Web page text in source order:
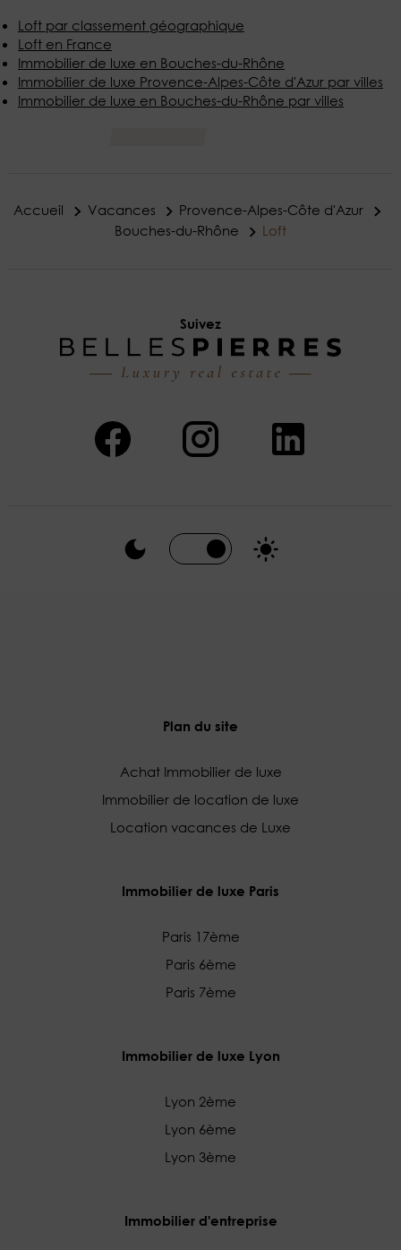
Loft par classement géographique
Loft en France
Immobilier de luxe en Bouches-du-Rhône
Immobilier de luxe Provence-Alpes-Côte d'Azur par villes
Immobilier de luxe en Bouches-du-Rhône par villes
Accueil Vacances
Provence-Alpes-Côte d'Azur
Bouches-du-Rhône
Loft
Suivez
Plan du site
Achat Immobilier de luxe
Immobilier de location de luxe
Location vacances de Luxe
Immobilier de luxe Paris
Paris 17ème
Paris 6ème
Paris 7ème
Immobilier de luxe Lyon
Lyon 2ème
Lyon 6ème
Lyon 3ème
Immobilier d'entreprise